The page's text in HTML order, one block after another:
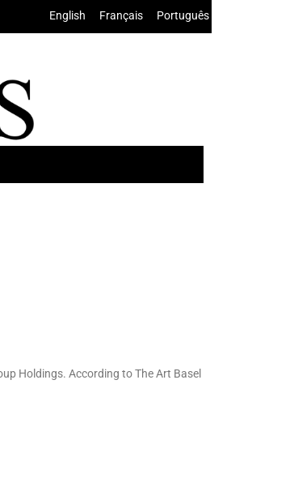
English Français Português
Holdings. According to The Art Basel